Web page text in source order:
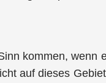
kommen, wenn
auf dieses